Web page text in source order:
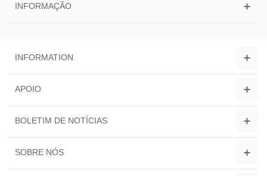
INFORMAÇÃO
INFORMATION
APOIO
BOLETIM DE NOTÍCIAS
SOBRE NÓS